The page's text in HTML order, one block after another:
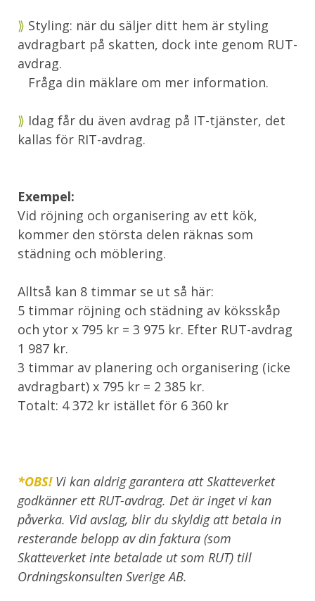
⟫ Styling: när du säljer ditt hem är styling
avdragbart på skatten, dock inte genom RUT-
avdrag.
Fråga din mäklare om mer information.
⟫ Idag får du även avdrag på IT-tjänster, det
kallas för RIT-avdrag.
Exempel:
Vid röjning och organisering av ett kök,
kommer den största delen räknas som
städning och möblering.
Alltså kan 8 timmar se ut så här:
5 timmar röjning och städning av köksskåp
och ytor x 795 kr = 3 975 kr. Efter RUT-avdrag
1 987 kr.
3 timmar av planering och organisering (icke
avdragbart) x 795 kr = 2 385 kr.
Totalt: 4 372 kr istället för 6 360 kr
*OBS! Vi kan aldrig garantera att Skatteverket
godkänner ett RUT-avdrag. Det är inget vi kan
påverka. Vid avslag, blir du skyldig att betala in
resterande belopp av din faktura (som
Skatteverket inte betalade ut som RUT) till
Ordningskonsulten Sverige AB.